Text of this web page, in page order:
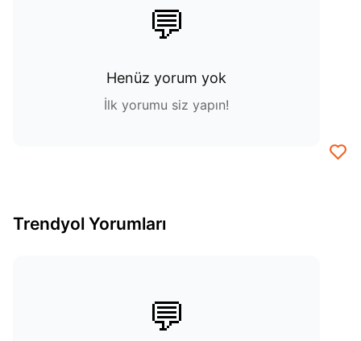
💬
Henüz yorum yok
İlk yorumu siz yapın!
Trendyol Yorumları
💬